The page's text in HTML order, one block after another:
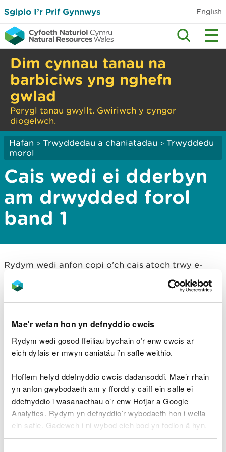
Mae'r wefan hon yn defnyddio cwcis
Rydym wedi gosod ffeiliau bychain o’r enw cwcis ar
eich dyfais er mwyn caniatáu i’n safle weithio.
Hoffem hefyd ddefnyddio cwcis dadansoddi. Mae’r rhain
yn anfon gwybodaeth am y ffordd y caiff ein safle ei
ddefnyddio i wasanaethau o’r enw Hotjar a Google
Analytics. Rydym yn defnyddio’r wybodaeth hon i wella
ein safle. Gadewch i ni wybod eich bod yn fodlon â hyn.
Byddwn yn defnyddio cwci i gadw eich dewis.
Sgipio I’r Prif Gynnwys English
Dim cynnau tanau na
barbiciws yng nghefn
gwlad
Perygl tanau gwyllt. Gwiriwch y cyngor
diogelwch.
Hafan > Trwyddedau a chaniatadau > Trwyddedu
morol
Cais wedi ei dderbyn
am drwydded forol
band 1
Rydym wedi anfon copi o'ch cais atoch trwy e-
Rhaid i chi dalu am eich cais.
wedi talu.
£600 yw'r ffi.
Sicrhewch fod gennych chi eich rhif cyfeirnod talu